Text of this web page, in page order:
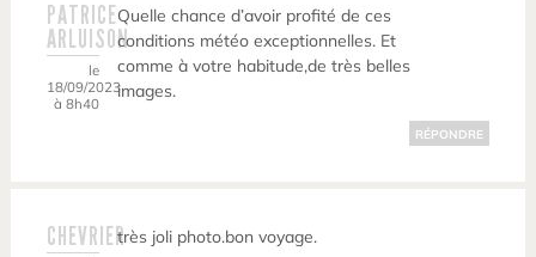
PATRICE
ARLUISON
le
18/09/2023
à 8h40
Quelle chance d’avoir profité de ces
conditions météo exceptionnelles. Et
comme à votre habitude,de très belles
images.
RÉPONDRE
CHEVRIERtrès joli photo.bon voyage.